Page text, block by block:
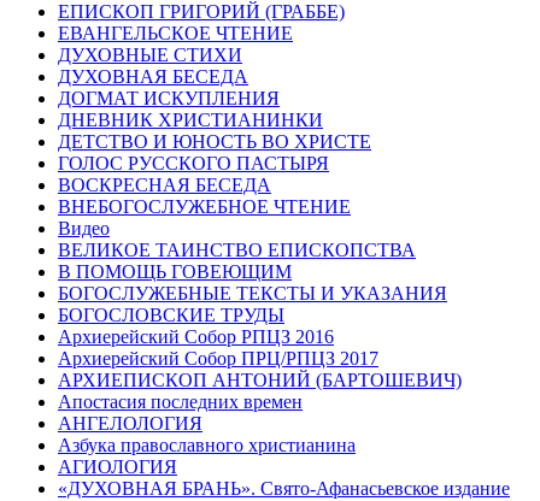
ЕПИСКОП ГРИГОРИЙ (ГРАББЕ)
ЕВАНГЕЛЬСКОЕ ЧТЕНИЕ
ДУХОВНЫЕ СТИХИ
ДУХОВНАЯ БЕСЕДА
ДОГМАТ ИСКУПЛЕНИЯ
ДНЕВНИК ХРИСТИАНИНКИ
ДЕТСТВО И ЮНОСТЬ ВО ХРИСТЕ
ГОЛОС РУССКОГО ПАСТЫРЯ
ВОСКРЕСНАЯ БЕСЕДА
ВНЕБОГОСЛУЖЕБНОЕ ЧТЕНИЕ
Видео
ВЕЛИКОЕ ТАИНСТВО ЕПИСКОПСТВА
В ПОМОЩЬ ГОВЕЮЩИМ
БОГОСЛУЖЕБНЫЕ ТЕКСТЫ И УКАЗАНИЯ
БОГОСЛОВСКИЕ ТРУДЫ
Архиерейский Собор РПЦЗ 2016
Архиерейский Собор ПРЦ/РПЦЗ 2017
АРХИЕПИСКОП АНТОНИЙ (БАРТОШЕВИЧ)
Апостасия последних времен
АНГЕЛОЛОГИЯ
Азбука православного христианина
АГИОЛОГИЯ
«ДУХОВНАЯ БРАНЬ». Свято-Афанасьевское издание